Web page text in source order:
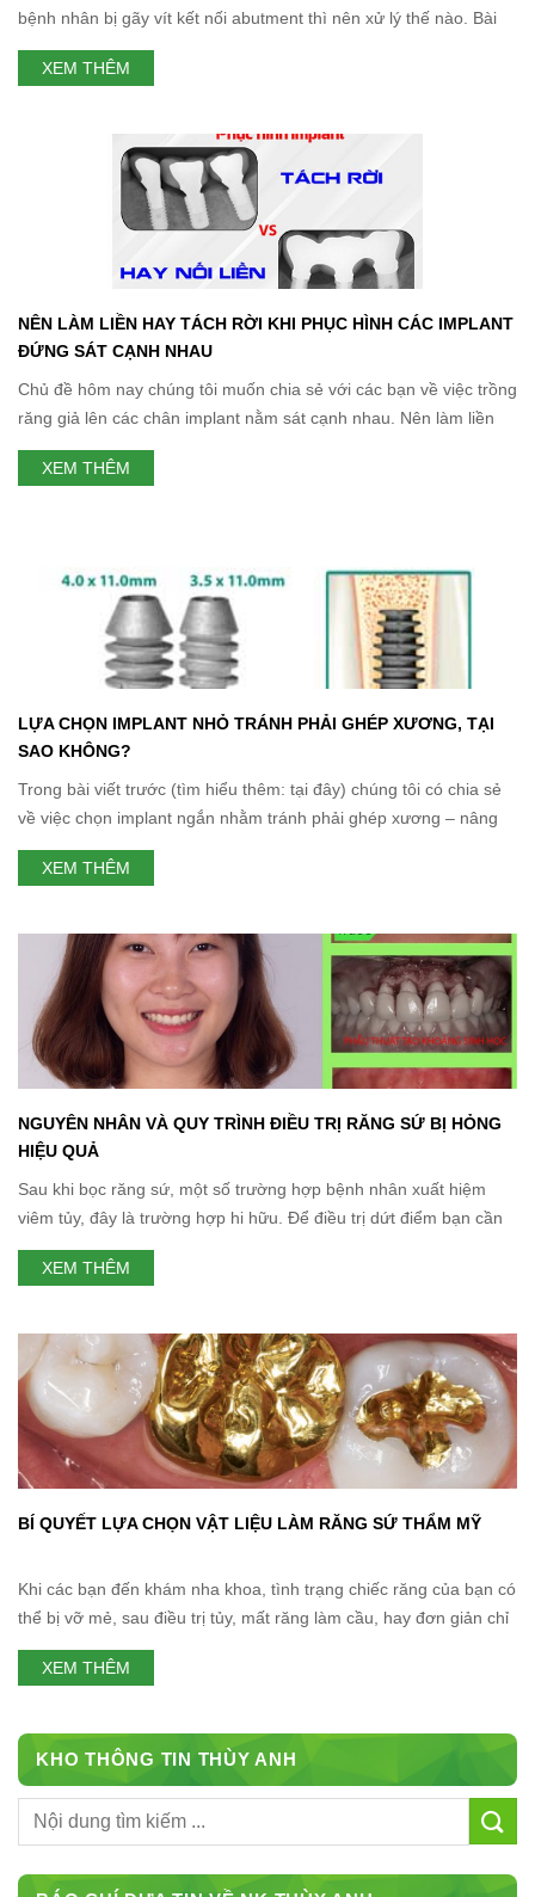
bệnh nhân bị gãy vít kết nối abutment thì nên xử lý thế nào. Bài
viết hôm nay Nha Khoa Thùy Anh sẽ đưa ra một số đề xuất và
mong rằng sẽ giúp ích được cho quý đồng nghiệp bác
XEM THÊM
NÊN LÀM LIỀN HAY TÁCH RỜI KHI PHỤC HÌNH CÁC IMPLANT
ĐỨNG SÁT CẠNH NHAU
Chủ đề hôm nay chúng tôi muốn chia sẻ với các bạn về việc trồng
răng giả lên các chân implant nằm sát cạnh nhau. Nên làm liền
hay tách rời khi phục hình các implant đứng sát cạnh nhau? Mời
các bạn cũng theo dõi bài viết. Nếu các bạn được nha sĩ hỏi
XEM THÊM
LỰA CHỌN IMPLANT NHỎ TRÁNH PHẢI GHÉP XƯƠNG, TẠI
SAO KHÔNG?
Trong bài viết trước (tìm hiểu thêm: tại đây) chúng tôi có chia sẻ
về việc chọn implant ngắn nhằm tránh phải ghép xương – nâng
xoang – hay dời thần kinh hàm dưới. Tuy nhiên, thiếu xương
không phải chỉ là thiếu về chiều cao, nhiều trường hợp còn thiếu
XEM THÊM
NGUYÊN NHÂN VÀ QUY TRÌNH ĐIỀU TRỊ RĂNG SỨ BỊ HỎNG
HIỆU QUẢ
Sau khi bọc răng sứ, một số trường hợp bệnh nhân xuất hiệm
viêm tủy, đây là trường hợp hi hữu. Để điều trị dứt điểm bạn cần
tới cơ sở nha khoa uy tính để được xác định rõ nguyên nhân
khiến răng sứ bị hỏng từ đó có phương án điều trị kịp
XEM THÊM
BÍ QUYẾT LỰA CHỌN VẬT LIỆU LÀM RĂNG SỨ THẨM MỸ
Khi các bạn đến khám nha khoa, tình trạng chiếc răng của bạn có
thể bị vỡ mẻ, sau điều trị tủy, mất răng làm cầu, hay đơn giản chỉ
là muốn cải thiện thẩm mỹ. Bạn được tư vấn bọc chiếc răng lại để
bảo vệ và đảm bảo chức năng ăn nhai cũng
XEM THÊM
KHO THÔNG TIN THÙY ANH